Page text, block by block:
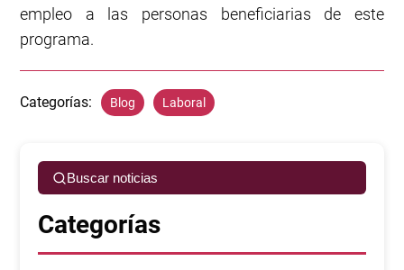
empleo a las personas beneficiarias de este
programa.
Categorías: Blog Laboral
Buscar noticias
Categorías